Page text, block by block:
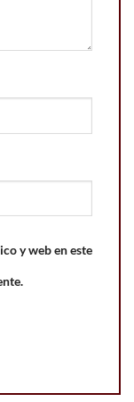
y web en este